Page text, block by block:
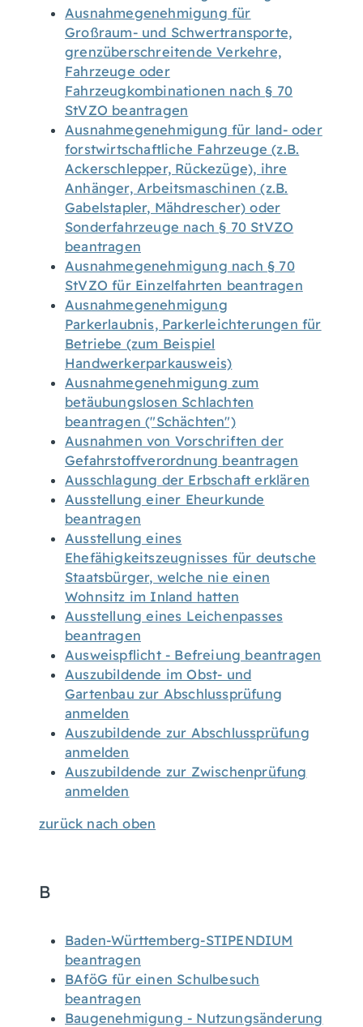
Ausnahmegenehmigung für
Großraum- und Schwertransporte,
grenzüberschreitende Verkehre,
Fahrzeuge oder
Fahrzeugkombinationen nach § 70
StVZO beantragen
Ausnahmegenehmigung für land- oder
forstwirtschaftliche Fahrzeuge (z.B.
Ackerschlepper, Rückezüge), ihre
Anhänger, Arbeitsmaschinen (z.B.
Gabelstapler, Mähdrescher) oder
Sonderfahrzeuge nach § 70 StVZO
beantragen
Ausnahmegenehmigung nach § 70
StVZO für Einzelfahrten beantragen
Ausnahmegenehmigung
Parkerlaubnis, Parkerleichterungen für
Betriebe (zum Beispiel
Handwerkerparkausweis)
Ausnahmegenehmigung zum
betäubungslosen Schlachten
beantragen ("Schächten")
Ausnahmen von Vorschriften der
Gefahrstoffverordnung beantragen
Ausschlagung der Erbschaft erklären
Ausstellung einer Eheurkunde
beantragen
Ausstellung eines
Ehefähigkeitszeugnisses für deutsche
Staatsbürger, welche nie einen
Wohnsitz im Inland hatten
Ausstellung eines Leichenpasses
beantragen
Ausweispflicht - Befreiung beantragen
Auszubildende im Obst- und
Gartenbau zur Abschlussprüfung
anmelden
Auszubildende zur Abschlussprüfung
anmelden
Auszubildende zur Zwischenprüfung
anmelden
zurück nach oben
B
Baden-Württemberg-STIPENDIUM
beantragen
BAföG für einen Schulbesuch
beantragen
Baugenehmigung - Nutzungsänderung